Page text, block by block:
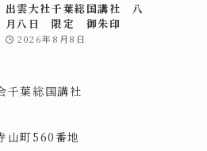
出雲大社千葉総国講社 八
月八日 限定 御朱印
2026年8月8日
千葉総国講社
山町560番地